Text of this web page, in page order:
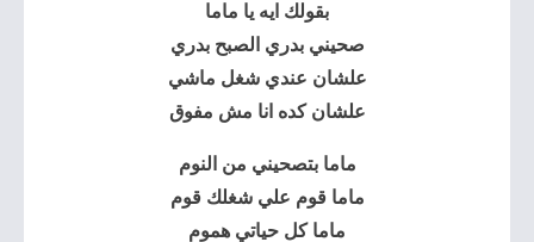
بقولك ايه يا ماما
صحيني بدري الصبح بدري
علشان عندي شغل ماشي
علشان كده انا مش مفوق
ماما بتصحيني من النوم
ماما قوم علي شغلك قوم
ماما كل حياتي هموم